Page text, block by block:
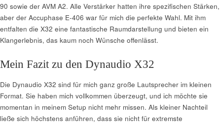
90 sowie der AVM A2. Alle Verstärker hatten ihre spezifischen Stärken,
aber der Accuphase E-406 war für mich die perfekte Wahl. Mit ihm
entfalten die X32 eine fantastische Raumdarstellung und bieten ein
Klangerlebnis, das kaum noch Wünsche offenlässt.
Mein Fazit zu den Dynaudio X32
Die Dynaudio X32 sind für mich ganz große Lautsprecher im kleinen
Format. Sie haben mich vollkommen überzeugt, und ich möchte sie
momentan in meinem Setup nicht mehr missen. Als kleiner Nachteil
ließe sich höchstens anführen, dass sie nicht für extremste